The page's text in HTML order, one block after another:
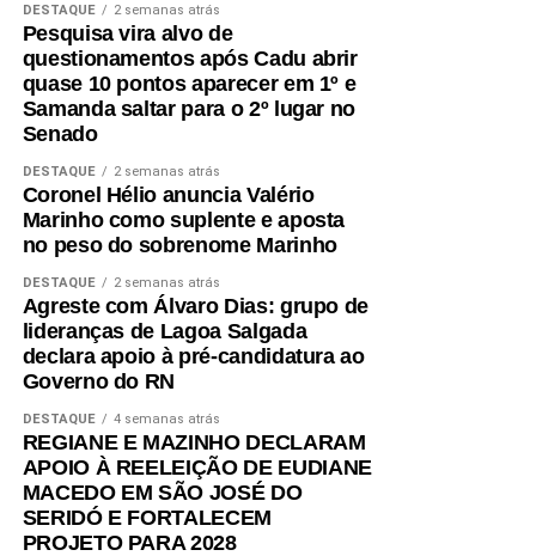
escotismo e ao trabalho social. Como escoteiro, tive a
alegria de conviver com ele em alguns momentos da
minha juventude e pude testemunhar sua preocupação
com a educação dos jovens e com a Igreja Católica.
Hoje, no dia em que se completam exatamente 100 anos
de seu nascimento, a Câmara Municipal de Natal presta
uma justa homenagem a um homem que marcou época,
marcou a história do Rio Grande do Norte e permanecerá
eternizado na memória do povo potiguar”, afirmou.
Nascido em Touros, em 23 de junho de 1926, Monsenhor
João Penha Filho dedicou sua vida ao sacerdócio, à
educação e à formação da juventude. Ordenado
sacerdote em 1953, exerceu seu ministério por mais de
cinco décadas na Arquidiocese de Natal. Foi pároco em
Macau e Touros, primeiro pároco da Paróquia de Santo
Afonso Maria de Ligório, em Mirassol, e também atuou
como o primeiro capelão da Universidade Federal do Rio
Grande do Norte (UFRN). Sua atuação alcançou ainda a
DESTAQUE 2 semanas atrás
Pesquisa vira alvo de
questionamentos após Cadu abrir
quase 10 pontos aparecer em 1º e
Samanda saltar para o 2º lugar no
Senado
DESTAQUE 2 semanas atrás
Coronel Hélio anuncia Valério
Marinho como suplente e aposta
no peso do sobrenome Marinho
DESTAQUE 2 semanas atrás
Agreste com Álvaro Dias: grupo de
lideranças de Lagoa Salgada
declara apoio à pré-candidatura ao
Governo do RN
DESTAQUE 4 semanas atrás
REGIANE E MAZINHO DECLARAM
APOIO À REELEIÇÃO DE EUDIANE
MACEDO EM SÃO JOSÉ DO
SERIDÓ E FORTALECEM
PROJETO PARA 2028